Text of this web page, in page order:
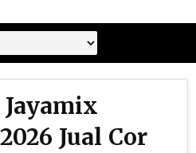
Jual Cor